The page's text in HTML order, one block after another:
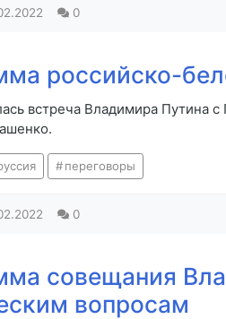
0
российско-
встреча Владимира Путина
переговоры
0
совещания
вопросам